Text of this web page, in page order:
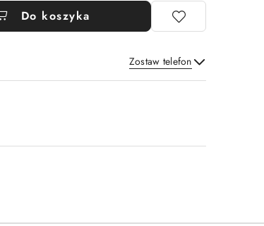
Do koszyka
Zostaw telefon
Wyślij